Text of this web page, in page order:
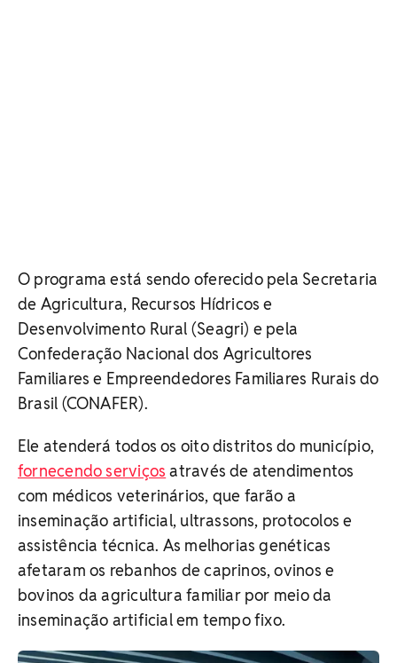
O programa está sendo oferecido pela Secretaria
de Agricultura, Recursos Hídricos e
Desenvolvimento Rural (Seagri) e pela
Confederação Nacional dos Agricultores
Familiares e Empreendedores Familiares Rurais do
Brasil (CONAFER).
Ele atenderá todos os oito distritos do município,
fornecendo serviços através de atendimentos
com médicos veterinários, que farão a
inseminação artificial, ultrassons, protocolos e
assistência técnica. As melhorias genéticas
afetaram os rebanhos de caprinos, ovinos e
bovinos da agricultura familiar por meio da
inseminação artificial em tempo fixo.